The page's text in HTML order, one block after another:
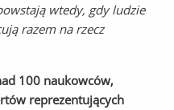
wtedy, gdy ludzie
razem na rzecz
100 naukowców,
reprezentujących